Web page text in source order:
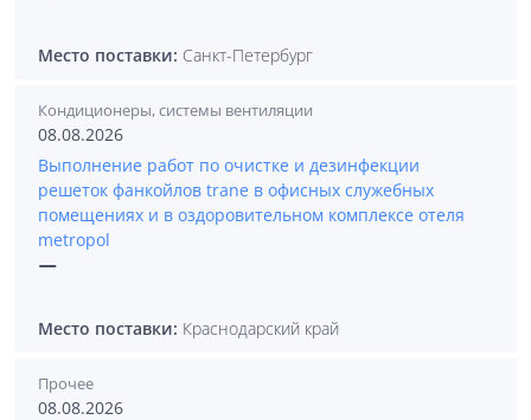
Место поставки: Санкт-Петербург
Кондиционеры, системы вентиляции
08.08.2026
Выполнение работ по очистке и дезинфекции
решеток фанкойлов trane в офисных служебных
помещениях и в оздоровительном комплексе отеля
metropol
—
Место поставки: Краснодарский край
Прочее
08.08.2026